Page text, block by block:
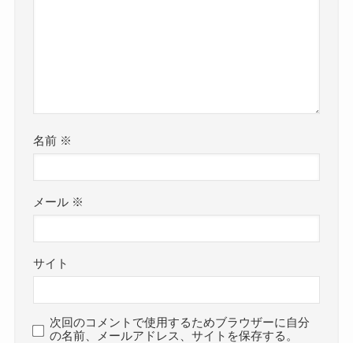
名前 ※
メール ※
サイト
次回のコメントで使用するためブラウザーに自分
の名前、メールアドレス、サイトを保存する。